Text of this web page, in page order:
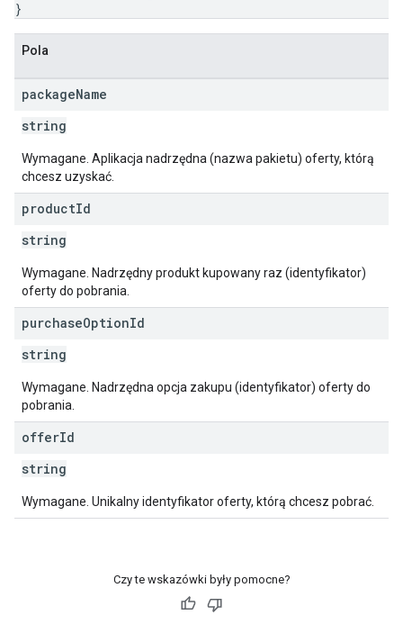
}
Pola
packageName
string
Wymagane. Aplikacja nadrzędna (nazwa pakietu) oferty, którą
chcesz uzyskać.
productId
string
Wymagane. Nadrzędny produkt kupowany raz (identyfikator)
oferty do pobrania.
purchaseOptionId
string
Wymagane. Nadrzędna opcja zakupu (identyfikator) oferty do
pobrania.
offerId
string
Wymagane. Unikalny identyfikator oferty, którą chcesz pobrać.
Czy te wskazówki były pomocne?